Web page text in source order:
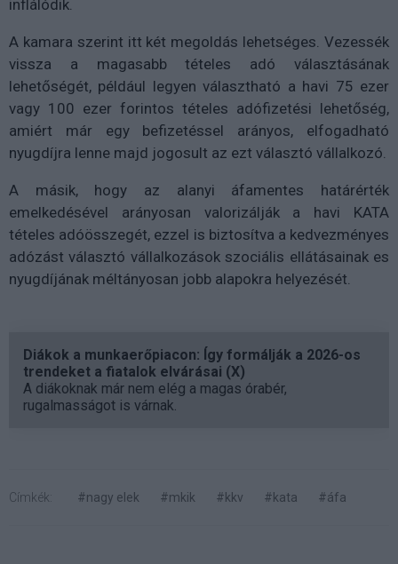
inflálódik.
A kamara szerint itt két megoldás lehetséges. Vezessék
vissza a magasabb tételes adó választásának
lehetőségét, például legyen választható a havi 75 ezer
vagy 100 ezer forintos tételes adófizetési lehetőség,
amiért már egy befizetéssel arányos, elfogadható
nyugdíjra lenne majd jogosult az ezt választó vállalkozó.
A másik, hogy az alanyi áfamentes határérték
emelkedésével arányosan valorizálják a havi KATA
tételes adóösszegét, ezzel is biztosítva a kedvezményes
adózást választó vállalkozások szociális ellátásainak es
nyugdíjának méltányosan jobb alapokra helyezését.
Diákok a munkaerőpiacon: Így formálják a 2026-os
trendeket a fiatalok elvárásai (X)
A diákoknak már nem elég a magas órabér,
rugalmasságot is várnak.
Címkék: #nagy elek #mkik #kkv #kata #áfa